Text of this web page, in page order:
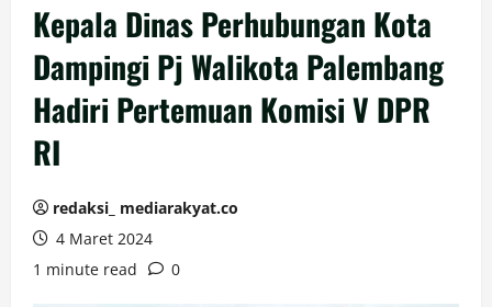
Kepala Dinas Perhubungan Kota
Dampingi Pj Walikota Palembang
Hadiri Pertemuan Komisi V DPR
RI
redaksi_ mediarakyat.co
4 Maret 2024
1 minute read
0